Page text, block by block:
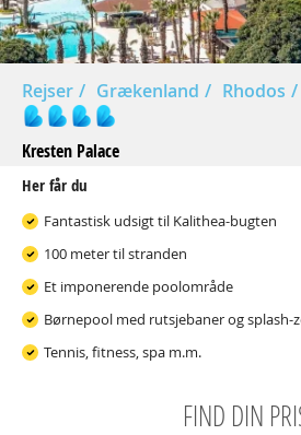
Rejser Grækenland Rhodos
Kresten Palace
Her får du
Fantastisk udsigt til Kalithea-bugten
100 meter til stranden
Et imponerende poolområde
Børnepool med rutsjebaner og splash-
Tennis, fitness, spa m.m.
FIND DIN